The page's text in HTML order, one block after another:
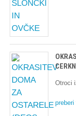
Otroci
preberi